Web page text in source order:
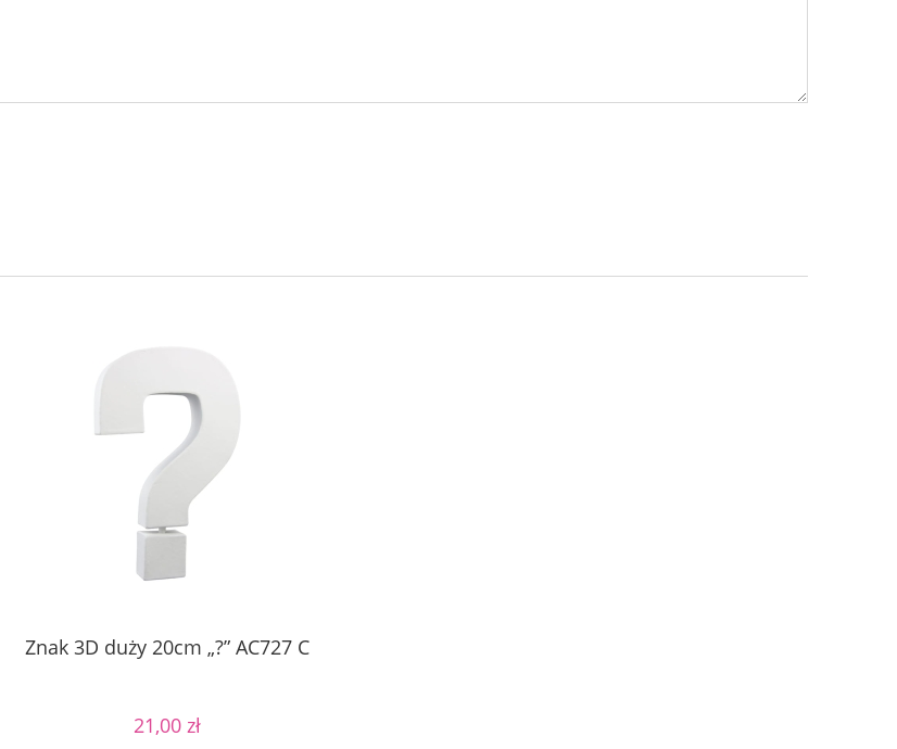
Znak 3D duży 20cm „?” AC727 C
21,00 zł